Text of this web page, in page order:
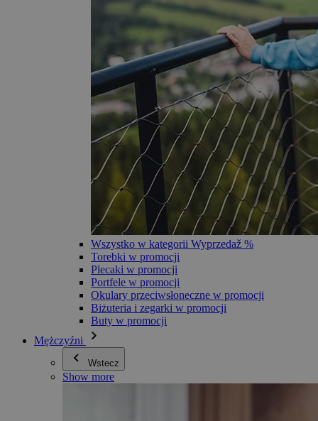
Wszystko w kategorii Wyprzedaž %
Torebki w promocji
Plecaki w promocji
Portfele w promocji
Okulary przeciwsłoneczne w promocji
Biżuteria i zegarki w promocji
Buty w promocji
Mężczyźni
Wstecz
Show more